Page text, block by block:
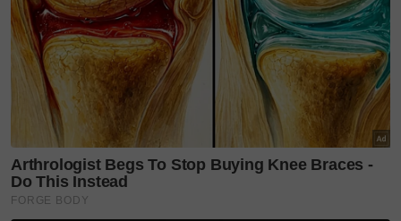
mengenyangkan dan berbaloi untuk dicuba.